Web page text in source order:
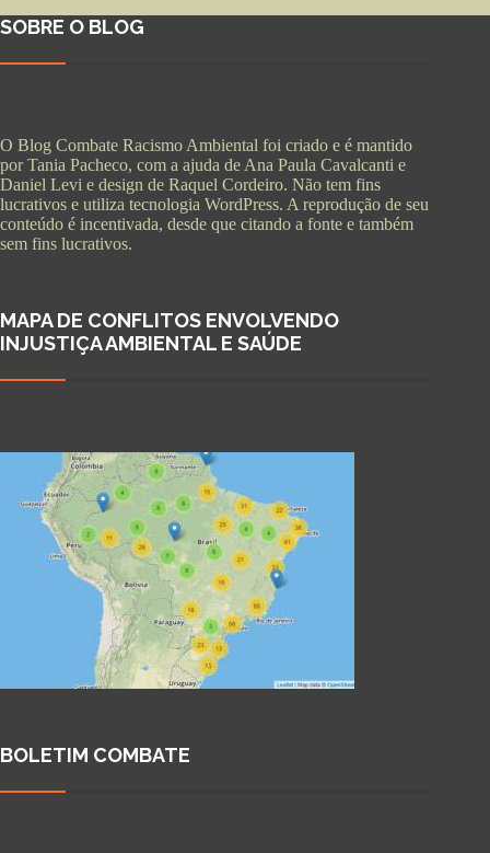
SOBRE O BLOG
O Blog Combate Racismo Ambiental foi criado e é mantido
por Tania Pacheco, com a ajuda de Ana Paula Cavalcanti e
Daniel Levi e design de Raquel Cordeiro. Não tem fins
lucrativos e utiliza tecnologia WordPress. A reprodução de seu
conteúdo é incentivada, desde que citando a fonte e também
sem fins lucrativos.
MAPA DE CONFLITOS ENVOLVENDO
INJUSTIÇA AMBIENTAL E SAÚDE
BOLETIM COMBATE